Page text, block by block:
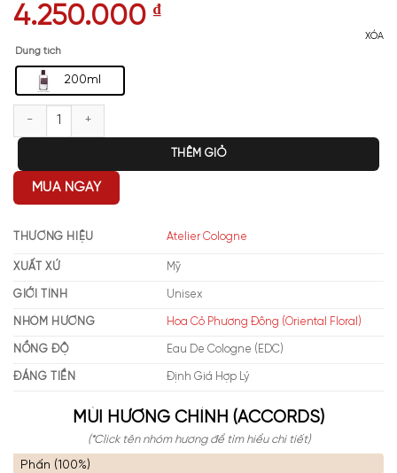
4.250.000 ₫
Dung tích
200ml
XÓA
Atelier Cologne Silver Iris số lượng
THÊM GIỎ
MUA NGAY
THƯƠNG HIỆU Atelier Cologne
XUẤT XỨ Mỹ
GIỚI TÍNH Unisex
NHÓM HƯƠNG Hoa Cỏ Phương Đông (Oriental Floral)
NỒNG ĐỘ Eau De Cologne (EDC)
ĐÁNG TIỀN Định Giá Hợp Lý
MÙI HƯƠNG CHÍNH (ACCORDS)
(*Click tên nhóm hương để tìm hiểu chi tiết)
Phấn (100%)